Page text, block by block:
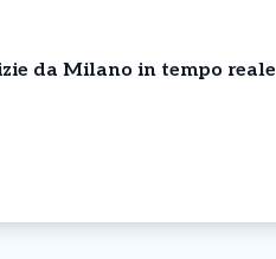
da Milano in tempo reale